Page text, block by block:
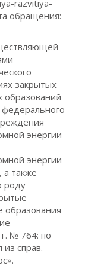
razvitiya-
обращения:
закрытых
образований
энергии
энергии
а также
роду
образования
№ 764: по
справ.